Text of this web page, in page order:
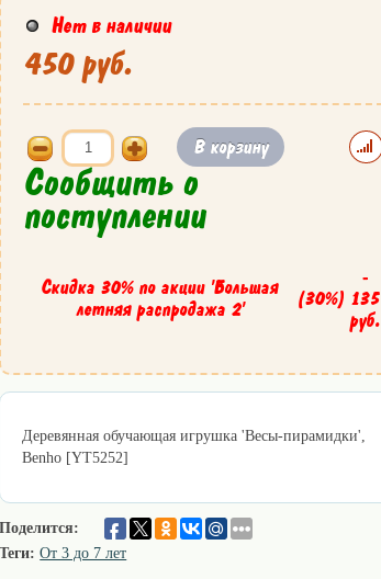
Нет в наличии
450 руб.
В корзину
Сообщить о
поступлении
Скидка 30% по акции 'Большая
летняя распродажа 2'
(30%)
-
135
руб.
Деревянная обучающая игрушка 'Весы-пирамидки',
Benho [YT5252]
Поделится:
Теги: От 3 до 7 лет